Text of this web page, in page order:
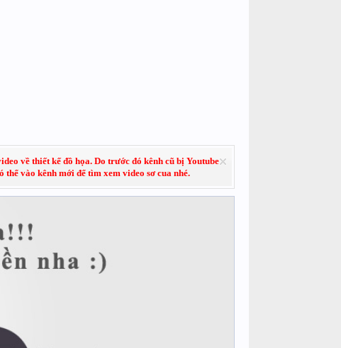
về thiết kế đồ họa. Do trước đó kênh cũ bị Youtube
vào kênh mới để tìm xem video sơ cua nhé.